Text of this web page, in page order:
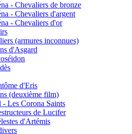
- Chevaliers de bronze
- Chevaliers d'argent
- Chevaliers d'or
(armures inconnues)
d'Asgard
d'Eris
(deuxième film)
Les Corona Saints
de Lucifer
d'Artémis